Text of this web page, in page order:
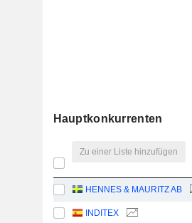
Hauptkonkurrenten
Zu einer Liste hinzufügen
HENNES & MAURITZ AB
INDITEX